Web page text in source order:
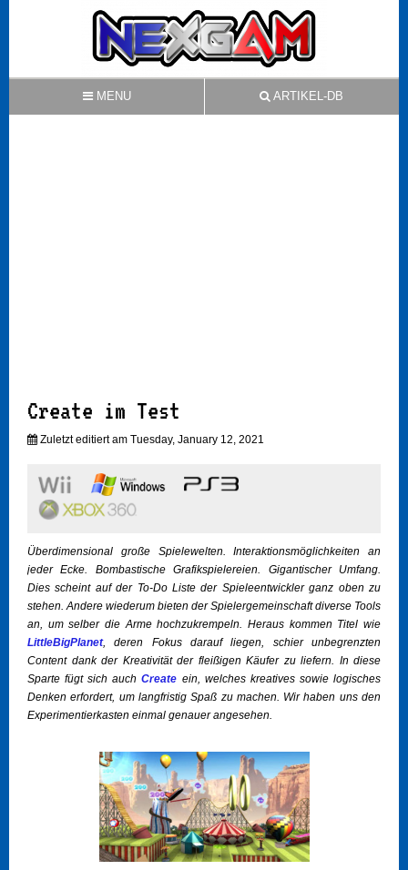
MENU ARTIKEL-DB
Create im Test
Zuletzt editiert am Tuesday, January 12, 2021
Überdimensional große Spielewelten. Interaktionsmöglichkeiten an
jeder Ecke. Bombastische Grafikspielereien. Gigantischer Umfang.
Dies scheint auf der To-Do Liste der Spieleentwickler ganz oben zu
stehen. Andere wiederum bieten der Spielergemeinschaft diverse Tools
an, um selber die Arme hochzukrempeln. Heraus kommen Titel wie
LittleBigPlanet, deren Fokus darauf liegen, schier unbegrenzten
Content dank der Kreativität der fleißigen Käufer zu liefern. In diese
Sparte fügt sich auchCreate ein, welches kreatives sowie logisches
Denken erfordert, um langfristig Spaß zu machen. Wir haben uns den
Experimentierkasten einmal genauer angesehen.